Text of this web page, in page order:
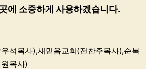
에 소중하게 사용하겠습니다.
석목사),새믿음교회(전찬주목사),순복
목사)